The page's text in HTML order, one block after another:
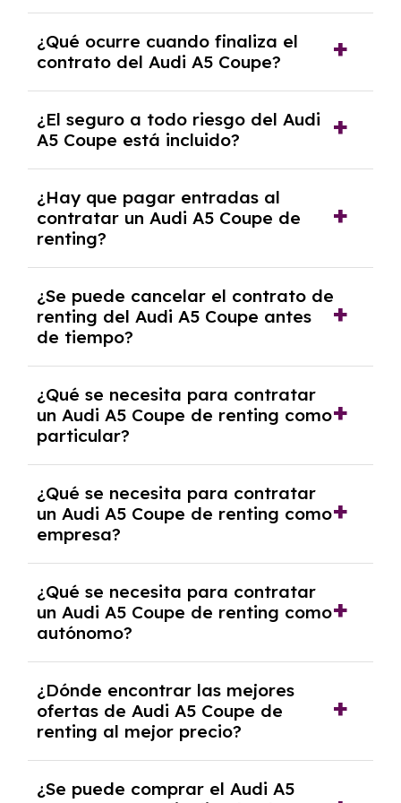
contrato y puede variar entre 10,000 y
30,000 km anuales. Si excedes ese límite,
puede haber un cargo adicional.
¿Qué ocurre cuando finaliza el
contrato del Audi A5 Coupe?
coche, renovarlo por uno nuevo o, en algunos
casos, comprarlo a un precio previamente
acordado.
¿El seguro a todo riesgo del Audi
A5 Coupe está incluido?
Coupe con el seguro a todo riesgo sin
franquicia incluido dentro de las cuotas
mensuales.
¿Hay que pagar entradas al
contratar un Audi A5 Coupe de
renting?
tendrás que pagar ningún tipo de entrada
salvo en casos que lo exija el proveedor
debido al resultado del estudio de viabilidad
económica.
¿Se puede cancelar el contrato de
renting del Audi A5 Coupe antes
de tiempo?
pero puede haber penalizaciones por
cancelación anticipada. Es importante revisar
las condiciones del contrato y hablar con un
experto que te asesore.
¿Qué se necesita para contratar
un Audi A5 Coupe de renting como
particular?
y, en algunos casos, una consulta de solvencia
crediticia y un pago inicial.
¿Qué se necesita para contratar
un Audi A5 Coupe de renting como
empresa?
documentación financiera y, en algunos
casos, un informe de solvencia de la empresa
y un pago inicial.
¿Qué se necesita para contratar
un Audi A5 Coupe de renting como
autónomo?
autónomos, justificante de ingresos y, en
algunos casos, un informe fiscal y un pago
inicial.
¿Dónde encontrar las mejores
ofertas de Audi A5 Coupe de
renting al mejor precio?
mejores ofertas de vehículos de renting con
¿Se puede comprar el Audi A5